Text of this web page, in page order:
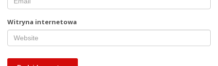
Witryna internetowa